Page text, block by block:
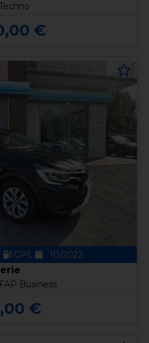
€
GPL 10/2022
Business
€